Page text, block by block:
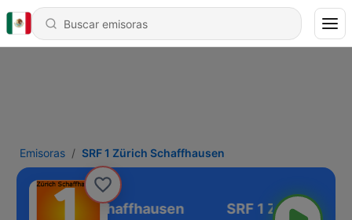
Emisoras SRF 1 Zürich Schaffhausen
1 Zürich Schaffhausen